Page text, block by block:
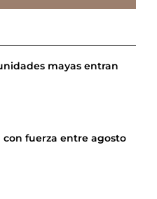
mayas entran
con fuerza entre agosto